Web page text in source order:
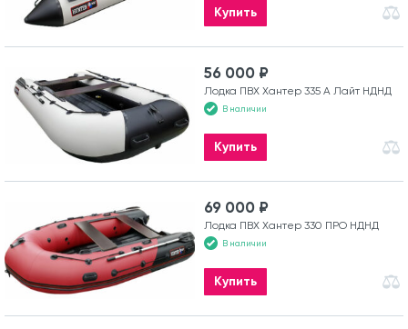
Купить
56 000 ₽
Лодка ПВХ Хантер 335 А Лайт НДНД
В наличии
Купить
69 000 ₽
Лодка ПВХ Хантер 330 ПРО НДНД
В наличии
Купить